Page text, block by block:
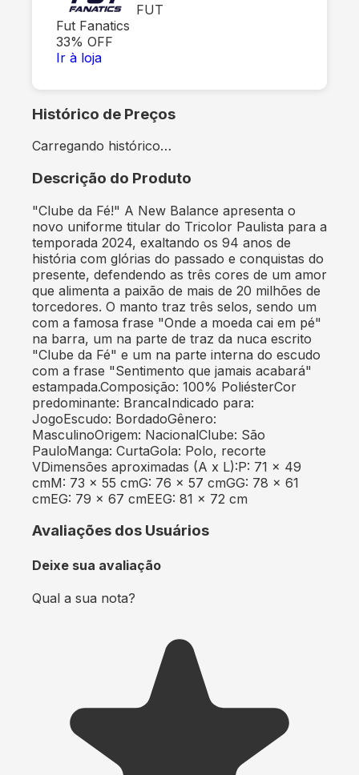
FUT
Fut Fanatics
33% OFF
Ir à loja
Histórico de Preços
Carregando histórico…
Descrição do Produto
"Clube da Fé!" A New Balance apresenta o
novo uniforme titular do Tricolor Paulista para a
temporada 2024, exaltando os 94 anos de
história com glórias do passado e conquistas do
presente, defendendo as três cores de um amor
que alimenta a paixão de mais de 20 milhões de
torcedores. O manto traz três selos, sendo um
com a famosa frase "Onde a moeda cai em pé"
na barra, um na parte de traz da nuca escrito
"Clube da Fé" e um na parte interna do escudo
com a frase "Sentimento que jamais acabará"
estampada.Composição: 100% PoliésterCor
predominante: BrancaIndicado para:
JogoEscudo: BordadoGênero:
MasculinoOrigem: NacionalClube: São
PauloManga: CurtaGola: Polo, recorte
VDimensões aproximadas (A x L):P: 71 x 49
cmM: 73 x 55 cmG: 76 x 57 cmGG: 78 x 61
cmEG: 79 x 67 cmEEG: 81 x 72 cm
Avaliações dos Usuários
Deixe sua avaliação
Qual a sua nota?